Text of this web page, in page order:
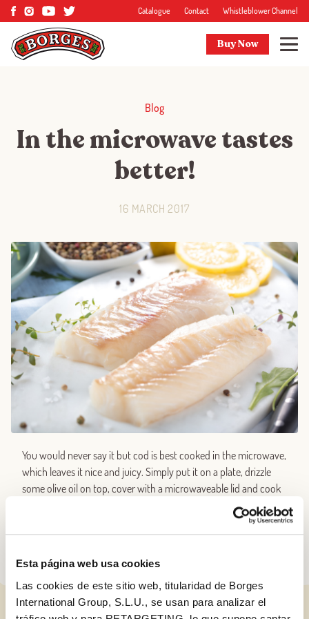
Esta página web usa cookies
Las cookies de este sitio web, titularidad de Borges
International Group, S.L.U., se usan para analizar el
Catalogue Contact Whistleblower Channel
Buy Now
Blog
In the microwave tastes
better!
16 MARCH 2017
You would never say it but cod is best cooked in the microwave,
which leaves it nice and juicy. Simply put it on a plate, drizzle
some olive oil on top, cover with a microwaveable lid and cook